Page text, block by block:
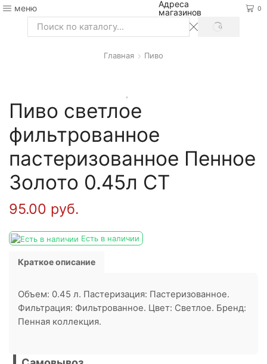
меню
Адреса
магазинов
0
Search
SEARCH
Главная Пиво
Пиво светлое
фильтрованное
пастеризованное Пенное
Золото 0.45л СТ
95.00 руб.
Есть в наличии
Краткое описание
Объем: 0.45 л. Пастеризация: Пастеризованное.
Фильтрация: Фильтрованное. Цвет: Светлое. Бренд:
Пенная коллекция.